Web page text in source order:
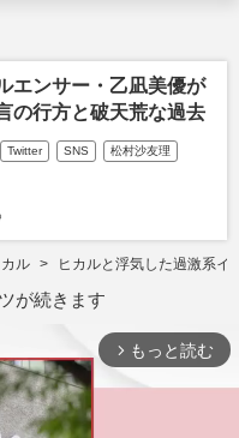
エンサー・乙凪美優が
の行方と破天荒な過去
Twitter SNS 松村沙友理
カル ヒカルと浮気した過激系イ
が続きます
arrow_forward_ios もっと読む